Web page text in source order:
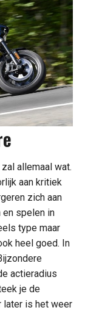
allemaal wat.
aan kritiek
zich aan
en spelen in
type maar
heel goed. In
actieradius
je de
later is het weer